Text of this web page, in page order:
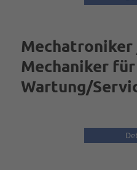
Mechatroniker
Mechaniker
Wartung/